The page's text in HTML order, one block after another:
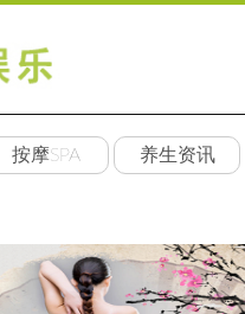
按摩SPA 养生资讯